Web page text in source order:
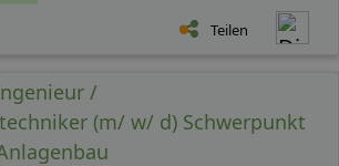
Teilen
/
(m/ w/ d) Schwerpunkt